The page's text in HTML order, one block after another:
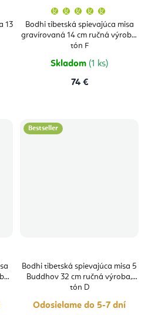
13
Bodhi tibetská spievajúca misa
gravírovaná 14 cm ručná výroba,
tón F
produktu
je
5,0
Skladom (1 ks)
74 €
Bestseller
Bodhi tibetská spievajúca misa 5
Buddhov 32 cm ručná výroba,
tón D
Odosielame do 5-7 dní